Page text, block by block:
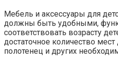
Мебель и аксессуары для
должны быть удобными,
соответствовать возрасту
достаточное количество
полотенец и других